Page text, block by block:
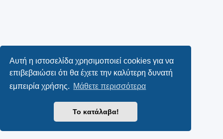
Αυτή η ιστοσελίδα χρησιμοποιεί cookies για να
επιβεβαιώσει ότι θα έχετε την καλύτερη δυνατή
εμπειρία χρήσης. Μάθετε περισσότερα
Το κατάλαβα!